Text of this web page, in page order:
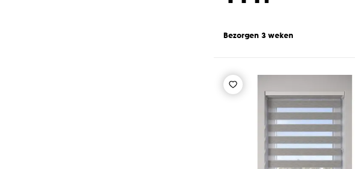
Bezorgen 3 weken